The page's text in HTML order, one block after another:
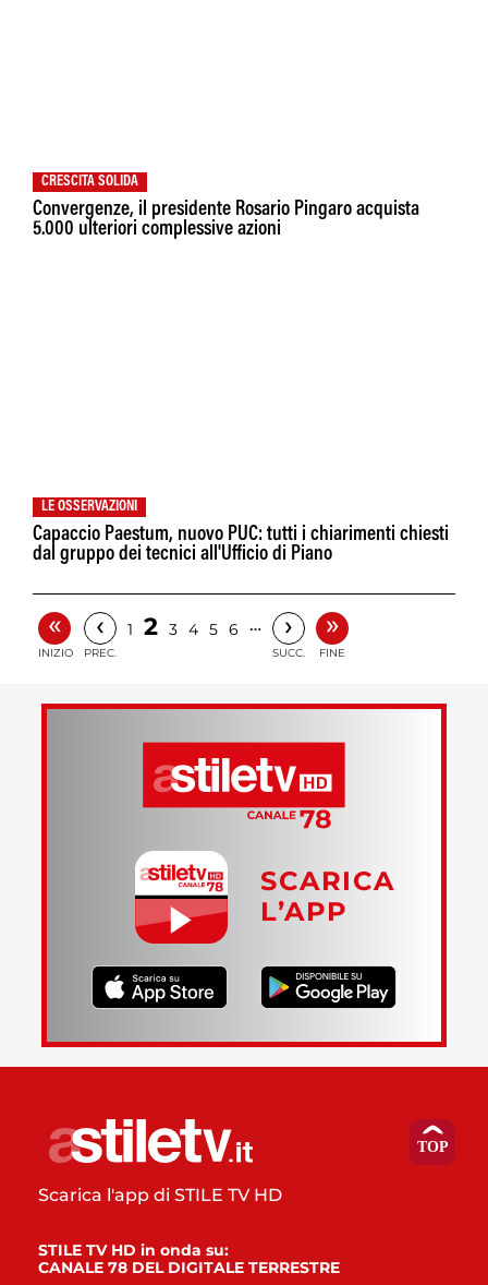
CRESCITA SOLIDA
Convergenze, il presidente Rosario Pingaro acquista
5.000 ulteriori complessive azioni
LE OSSERVAZIONI
Capaccio Paestum, nuovo PUC: tutti i chiarimenti chiesti
dal gruppo dei tecnici all'Ufficio di Piano
«
INIZIO
‹
PREC.
1 2 3 4 5 6 … ›
SUCC.
»
FINE
SCARICA
L’APP
Scarica l'app di STILE TV HD
STILE TV HD in onda su:
CANALE 78 DEL DIGITALE TERRESTRE